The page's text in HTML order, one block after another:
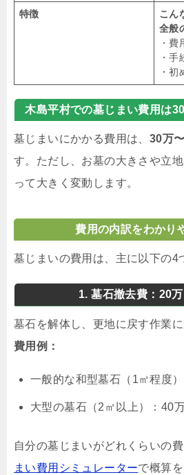
特徴
こん
全般
・
・
・
木島平村での墓じまい費用は
墓じまいにかかる費用は、 30万
す。ただし、お墓の大きさや立
って大きく変動します。
費用の内訳をわかり
墓じまいの費用は、主に以下の4
1. 墓石撤去費：20
墓石を解体し、更地に戻す作業に
費用例：
一般的な和型墓石（1㎡程度
大型の墓石（2㎡以上）：40
自分の墓じまいがどれくらいの費
まい費用シミュレーターで概算